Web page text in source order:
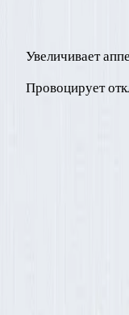
Увеличивает
Провоцирует
Что есть:
Яичница
Запечённая
Овощной
Яблоко